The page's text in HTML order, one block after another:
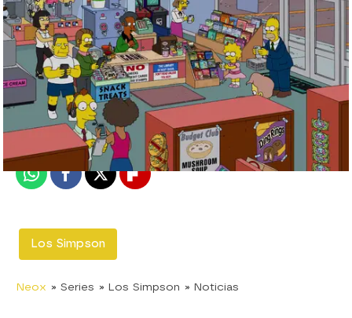
neox
Madrid
Publicado:10 de noviembre de 2019, 23:33
WhatsappFacebook
X Flipboard
Los Simpson
Neox » Series » Los Simpson » Noticias